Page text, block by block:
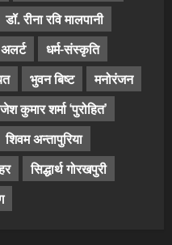
डॉ. रीना रवि मालपानी
धर्म-संस्कृति
भुवन बिष्ट
मनोरंजन
कुमार शर्मा ‘पुरोहित’
शिवम अन्तापुरिया
सिद्धार्थ गोरखपुरी